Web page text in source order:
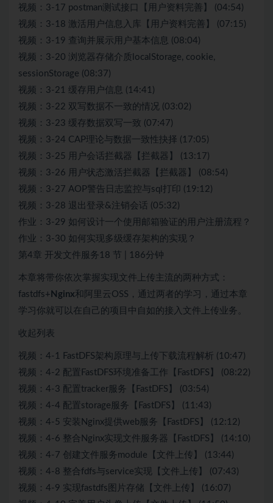
视频：3-17 postman测试接口【用户资料完善】 (04:54)
视频：3-18 激活用户信息入库【用户资料完善】 (07:15)
视频：3-19 查询并展示用户基本信息 (08:04)
视频：3-20 浏览器存储介质localStorage, cookie,
sessionStorage (08:37)
视频：3-21 缓存用户信息 (14:41)
视频：3-22 双写数据不一致的情况 (03:02)
视频：3-23 缓存数据双写一致 (07:47)
视频：3-24 CAP理论与数据一致性抉择 (17:05)
视频：3-25 用户会话拦截器【拦截器】 (13:17)
视频：3-26 用户状态激活拦截器【拦截器】 (08:54)
视频：3-27 AOP警告日志监控与sql打印 (19:12)
视频：3-28 退出登录&注销会话 (05:32)
作业：3-29 如何设计一个使用邮箱验证的用户注册流程？
作业：3-30 如何实现多级缓存架构的实现？
第4章 开发文件服务18 节 | 186分钟
本章将带你依次掌握实现文件上传主流的两种方式：
fastdfs+ Nginx和阿里云OSS，通过两者的学习，通过本章
学习你就可以在自己的项目中自如的接入文件上传业务。
收起列表
视频：4-1 FastDFS架构原理与上传下载流程解析 (10:47)
视频：4-2 配置FastDFS环境准备工作【FastDFS】 (08:22)
视频：4-3 配置tracker服务【FastDFS】 (03:54)
视频：4-4 配置storage服务【FastDFS】 (11:43)
视频：4-5 安装Nginx提供web服务【FastDFS】 (12:12)
视频：4-6 整合Nginx实现文件服务器【FastDFS】 (14:10)
视频：4-7 创建文件服务module【文件上传】 (13:44)
视频：4-8 整合fdfs与service实现【文件上传】 (07:43)
视频：4-9 实现fastdfs图片存储【文件上传】 (16:07)